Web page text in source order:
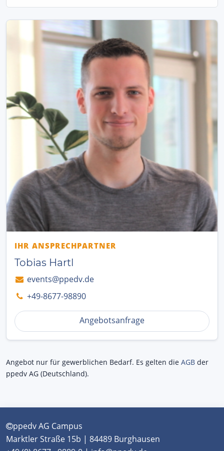
IHR ANSPRECHPARTNER
Tobias Hartl
events@ppedv.de
+49-8677-98890
Angebotsanfrage
Angebot nur für gewerblichen Bedarf. Es gelten die AGB der
ppedv AG (Deutschland).
ppedv AG Campus
Marktler Straße 15b | 84489 Burghausen